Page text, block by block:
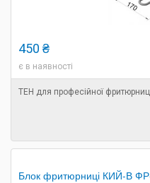
450 ₴
є в наявності
ТЕН для професійної
Блок фритюрниці КИЙ-В